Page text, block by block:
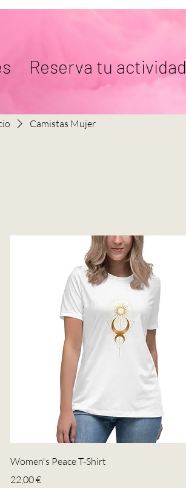
Reserva tu actividad
Camistas Mujer
Women's Peace T-Shirt
Precio
22,00 €